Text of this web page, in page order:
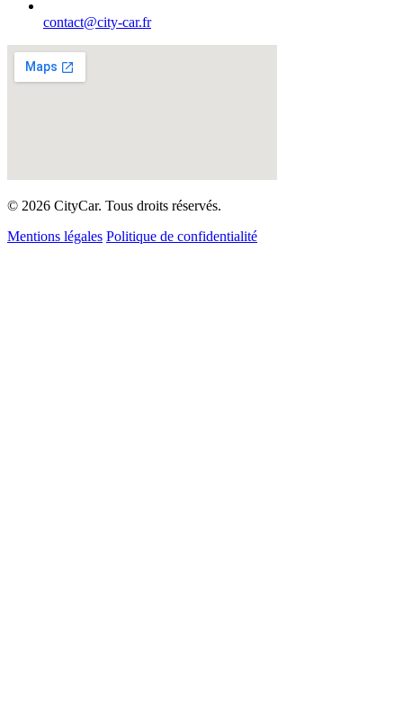
contact@city-car.fr
© 2026 CityCar. Tous droits réservés.
Mentions légales Politique de confidentialité